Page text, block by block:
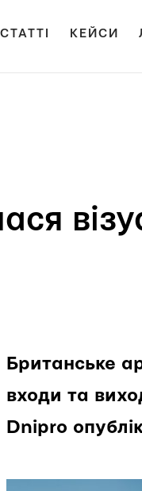
СТАТТІ КЕЙСИ
Британське
входи та
Dnipro